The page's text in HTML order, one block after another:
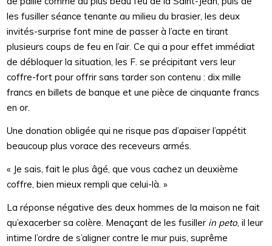
les fusiller séance tenante au milieu du brasier, les deux
invités-surprise font mine de passer à l’acte en tirant
plusieurs coups de feu en l’air. Ce qui a pour effet immédiat
de débloquer la situation, les F. se précipitant vers leur
coffre-fort pour offrir sans tarder son contenu : dix mille
francs en billets de banque et une pièce de cinquante francs
en or.
Une donation obligée qui ne risque pas d’apaiser l’appétit
beaucoup plus vorace des receveurs armés.
« Je sais, fait le plus âgé, que vous cachez un deuxième
coffre, bien mieux rempli que celui-là. »
La réponse négative des deux hommes de la maison ne fait
qu’exacerber sa colère. Menaçant de les fusiller in peto , il leur
intime l’ordre de s’aligner contre le mur puis, suprême